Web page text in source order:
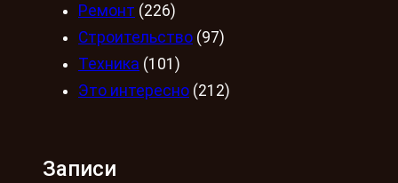
Ремонт (226)
Строительство (97)
Техника (101)
Это интересно (212)
Записи